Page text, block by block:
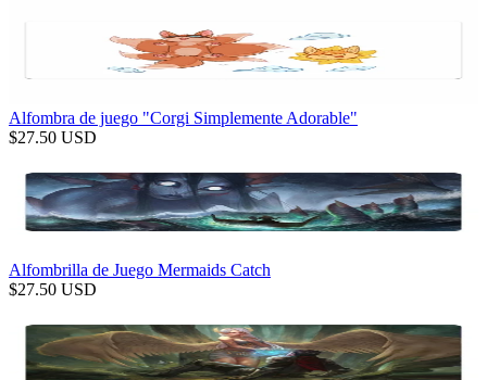
Alfombra de juego "Corgi Simplemente Adorable"
$27.50 USD
Alfombrilla de Juego Mermaids Catch
$27.50 USD